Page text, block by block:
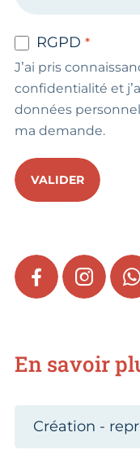
RGPD
J’ai pris
confidentialité et
données
ma demande.
VALIDER
FACEBOOK
En savoir
Création -